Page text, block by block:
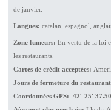
de janvier.
Langues: catalan, espagnol,
Zone fumeurs: En vertu de la loi
les restaurants.
Cartes de crédit acceptées:
Jours de fermeture du
Coordonnées GPS: 42° 25'